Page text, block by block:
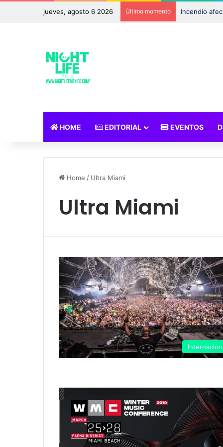
jueves, agosto 6 2026 Último momento
HOME EDITORIAL EVENTOS
Home / Ultra Miami
Ultra Miami